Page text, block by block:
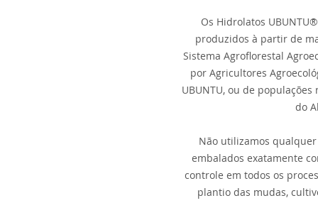
Os Hidrolatos
produzidos à partir de
Sistema Agroflorestal
por Agricultores
UBUNTU, ou de
do
Não utilizamos
embalados exatamente
controle em todos os
plantio das mudas,